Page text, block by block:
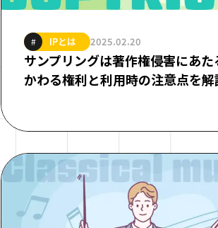
# IPとは 2025.02.20
サンプリングは著作権侵害にあた
かわる権利と利用時の注意点を解